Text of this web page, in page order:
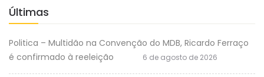
Últimas
Politica – Multidão na Convenção do MDB, Ricardo Ferraço
é confirmado à reeleição
6 de agosto de 2026